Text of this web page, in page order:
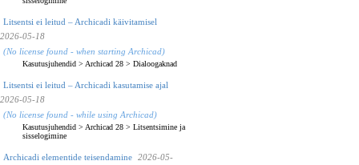
Litsentsi ei leitud – Archicadi käivitamisel
2026-05-18
(No license found - when starting Archicad)
Kasutusjuhendid > Archicad 28 > Dialoogaknad
Litsentsi ei leitud – Archicadi kasutamise ajal
2026-05-18
(No license found - while using Archicad)
Kasutusjuhendid > Archicad 28 > Litsentsimine ja
sisselogimine
Archicadi elementide teisendamine
2026-05-